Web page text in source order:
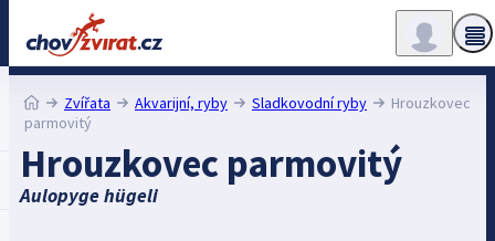
Zvířata Akvarijní, ryby Sladkovodní ryby
Hrouzkovec
parmovitý
Hrouzkovec parmovitý
Aulopyge hügeli